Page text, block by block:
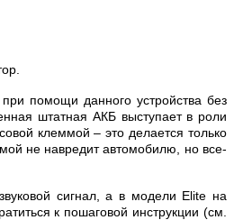
помощи данного устройства без
штатная АКБ выступает в роли
клеммой – это делается только
не навредит автомобилю, но все-
сигнал, а в модели Elite на
к пошаговой инструкции (см.